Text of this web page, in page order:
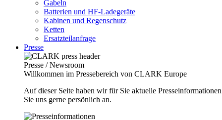
Gabeln
Batterien und HF-Ladegeräte
Kabinen und Regenschutz
Ketten
Ersatzteilanfrage
Presse
Presse / Newsroom
Willkommen im Pressebereich von CLARK Europe
Auf dieser Seite haben wir für Sie aktuelle
Sie uns gerne persönlich an.